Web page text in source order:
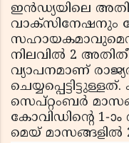
ഇന്‍ഡ്യയിലെ
വാക്‌സിനേഷനും
നിലവില്‍ 2
വ്യാപനമാണ്
സെപ്റ്റംബര്‍
കോവിഡിന്റെ 1-
മെയ് മാസങ്ങളില്‍